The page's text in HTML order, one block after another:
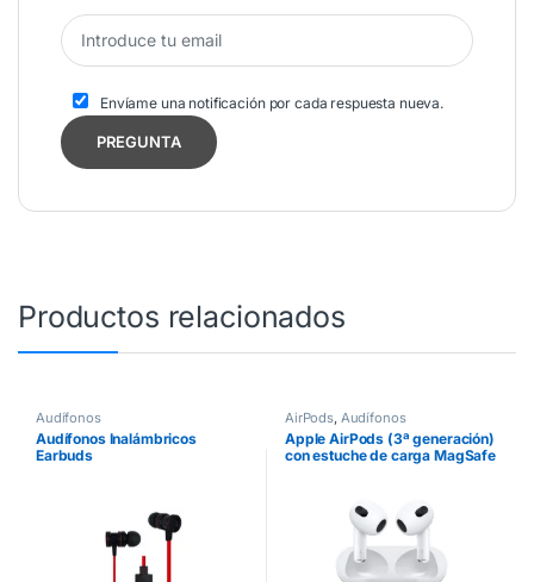
Envíame una notificación por cada respuesta nueva.
Productos relacionados
Audífonos
Audífonos Inalámbricos
Earbuds
AirPods, Audífonos
Apple AirPods (3ª generación)
con estuche de carga MagSafe